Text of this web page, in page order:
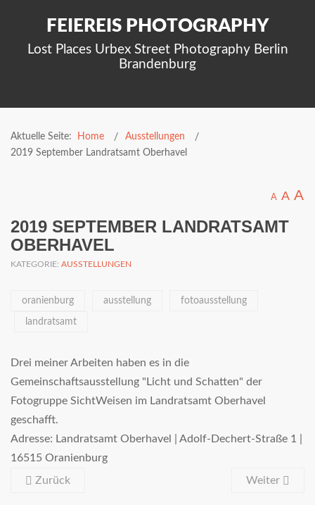
FEIEREIS PHOTOGRAPHY
Lost Places Urbex Street Photography Berlin
Brandenburg
Aktuelle Seite: Home
Ausstellungen
2019 September Landratsamt Oberhavel
A A A
2019 SEPTEMBER LANDRATSAMT
OBERHAVEL
KATEGORIE: AUSSTELLUNGEN
oranienburg ausstellung fotoausstellung
landratsamt
Drei meiner Arbeiten haben es in die
Gemeinschaftsausstellung "Licht und Schatten" der
Fotogruppe SichtWeisen im Landratsamt Oberhavel
geschafft.
Adresse: Landratsamt Oberhavel | Adolf-Dechert-Straße 1 |
16515 Oranienburg
Zurück
Weiter